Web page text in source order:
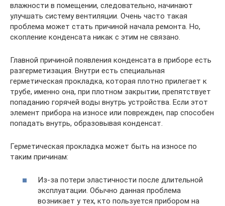
влажности в помещении, следовательно, начинают
улучшать систему вентиляции. Очень часто такая
проблема может стать причиной начала ремонта. Но,
скопление конденсата никак с этим не связано.
Главной причиной появления конденсата в приборе есть
разгерметизация. Внутри есть специальная
герметическая прокладка, которая плотно прилегает к
трубе, именно она, при плотном закрытии, препятствует
попаданию горячей воды внутрь устройства. Если этот
элемент прибора на износе или поврежден, пар способен
попадать внутрь, образовывая конденсат.
Герметическая прокладка может быть на износе по
таким причинам:
Из-за потери эластичности после длительной
эксплуатации. Обычно данная проблема
возникает у тех, кто пользуется прибором на